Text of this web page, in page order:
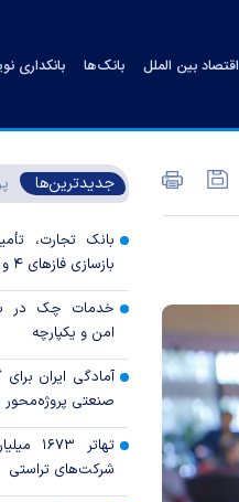
اقتصاد بین الملل بانک‌ها بانکداری
جدیدترین‌ها
بانک تجارت،
بازسازی فاز‌های ۴ و ۵ پارس جنوبی
خدمات چک در
امن و یکپارچه
آمادگی ایران
صنعتی
تهاتر
شرکت‌های تراستی